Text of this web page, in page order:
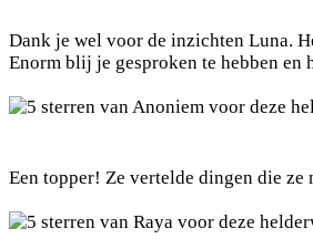
Dank je wel voor de inzichten Luna.
Enorm blij je gesproken te hebben en
Een topper! Ze vertelde dingen die